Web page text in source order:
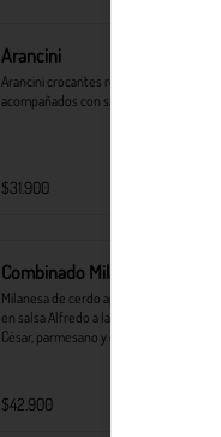
Arancini
Arancini crocantes rellenos de
acompañados con salsa tártara.
$31.900
Combinado Milanesa Crocanti
Milanesa de cerdo apanada con spaghetti
en salsa Alfredo a la pimienta, ensalada
César, parmesano y crutones.
$42.900